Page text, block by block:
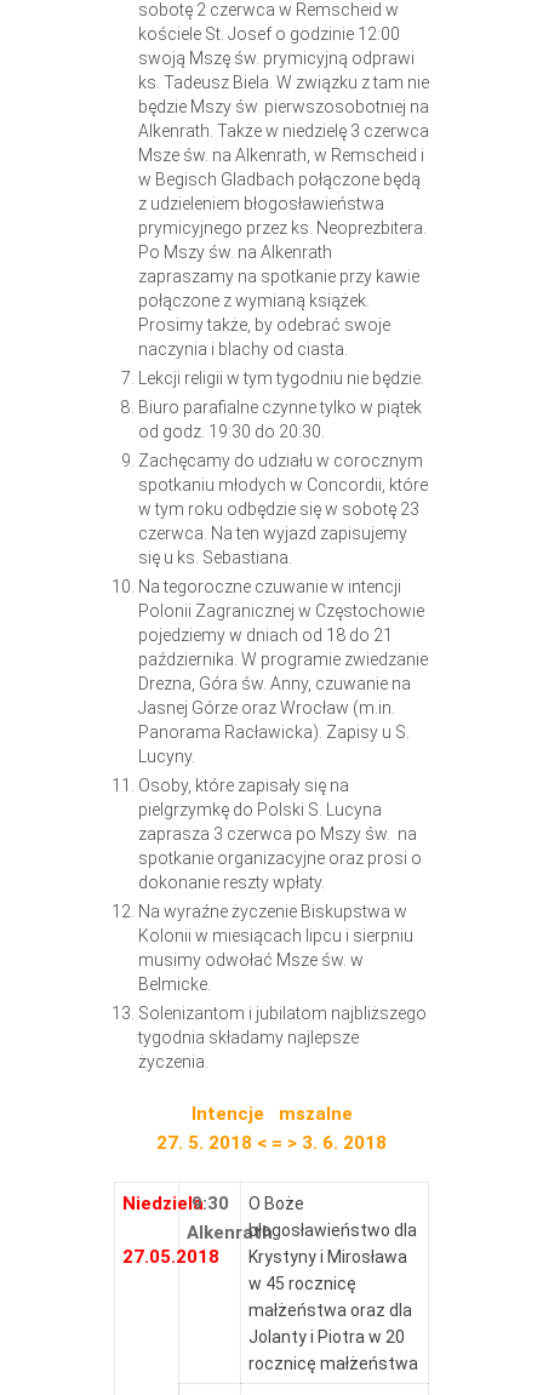
sobotę 2 czerwca w Remscheid w
kościele St. Josef o godzinie 12:00
swoją Mszę św. prymicyjną odprawi
ks. Tadeusz Biela. W związku z tam nie
będzie Mszy św. pierwszosobotniej na
Alkenrath. Także w niedzielę 3 czerwca
Msze św. na Alkenrath, w Remscheid i
w Begisch Gladbach połączone będą
z udzieleniem błogosławieństwa
prymicyjnego przez ks. Neoprezbitera.
Po Mszy św. na Alkenrath
zapraszamy na spotkanie przy kawie
połączone z wymianą książek.
Prosimy także, by odebrać swoje
naczynia i blachy od ciasta.
Lekcji religii w tym tygodniu nie będzie.
Biuro parafialne czynne tylko w piątek
od godz. 19:30 do 20:30.
Zachęcamy do udziału w corocznym
spotkaniu młodych w Concordii, które
w tym roku odbędzie się w sobotę 23
czerwca. Na ten wyjazd zapisujemy
się u ks. Sebastiana.
Na tegoroczne czuwanie w intencji
Polonii Zagranicznej w Częstochowie
pojedziemy w dniach od 18 do 21
października. W programie zwiedzanie
Drezna, Góra św. Anny, czuwanie na
Jasnej Górze oraz Wrocław (m.in.
Panorama Racławicka). Zapisy u S.
Lucyny.
Osoby, które zapisały się na
pielgrzymkę do Polski S. Lucyna
zaprasza 3 czerwca po Mszy św. na
spotkanie organizacyjne oraz prosi o
dokonanie reszty wpłaty.
Na wyraźne życzenie Biskupstwa w
Kolonii w miesiącach lipcu i sierpniu
musimy odwołać Msze św. w
Belmicke.
Solenizantom i jubilatom najbliższego
tygodnia składamy najlepsze
życzenia.
Intencje mszalne
27. 5. 2018 < = > 3. 6. 2018
Niedziela
27.05.2018
9:30
Alkenrath
O Boże
błogosławieństwo dla
Krystyny i Mirosława
w 45 rocznicę
małżeństwa oraz dla
Jolanty i Piotra w 20
rocznicę małżeństwa